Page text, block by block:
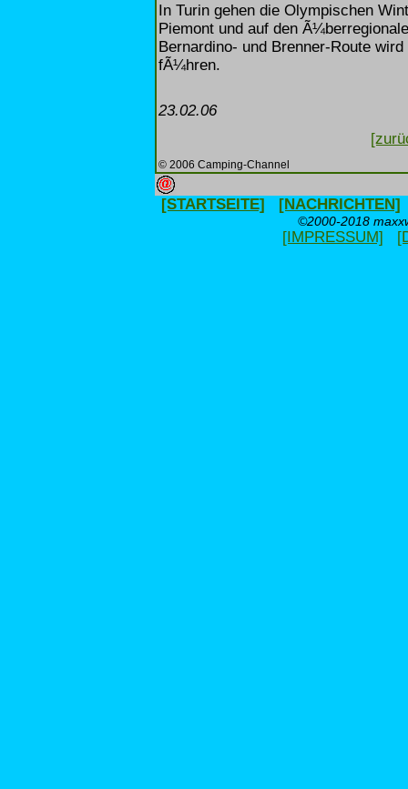
In Turin gehen die Olympischen
Piemont und auf den
Bernardino- und Brenner-Route
fÃ¼hren.
23.02.06
© 2006 Camping-Channel
[STARTSEITE] [NACHRICHTEN]
©2000-2018
[IMPRESSUM]